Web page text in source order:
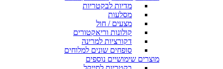
מדיות לבקטריות
מסלעות
מצעים / חול
קולונות וריאקטורים
דקורציות למרינה
סופחים שונים למלוחים
מוצרים שימושיים נוספים